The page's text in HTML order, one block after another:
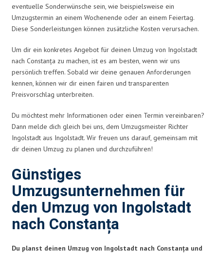
eventuelle Sonderwünsche sein, wie beispielsweise ein
Umzugstermin an einem Wochenende oder an einem Feiertag.
Diese Sonderleistungen können zusätzliche Kosten verursachen.
Um dir ein konkretes Angebot für deinen Umzug von Ingolstadt
nach Constanța zu machen, ist es am besten, wenn wir uns
persönlich treffen. Sobald wir deine genauen Anforderungen
kennen, können wir dir einen fairen und transparenten
Preisvorschlag unterbreiten.
Du möchtest mehr Informationen oder einen Termin vereinbaren?
Dann melde dich gleich bei uns, dem Umzugsmeister Richter
Ingolstadt aus Ingolstadt. Wir freuen uns darauf, gemeinsam mit
dir deinen Umzug zu planen und durchzuführen!
Günstiges
Umzugsunternehmen für
den Umzug von Ingolstadt
nach Constanța
Du planst deinen Umzug von Ingolstadt nach Constanța und